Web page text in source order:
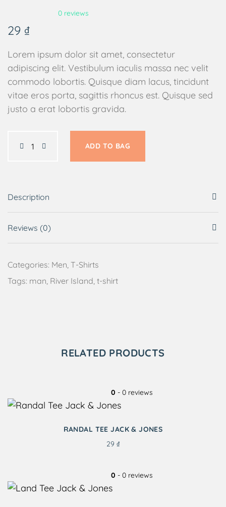
0 reviews
29 ₫
Lorem ipsum dolor sit amet, consectetur
adipiscing elit. Vestibulum iaculis massa nec velit
commodo lobortis. Quisque diam lacus, tincidunt
vitae eros porta, sagittis rhoncus est. Quisque sed
justo a erat lobortis gravida.
ADD TO BAG
Description
Reviews (0)
Categories: Men, T-Shirts
Tags: man, River Island, t-shirt
RELATED PRODUCTS
0 - 0 reviews
RANDAL TEE JACK & JONES
29 ₫
0 - 0 reviews